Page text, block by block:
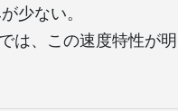
少ない。
は、この速度特性が明